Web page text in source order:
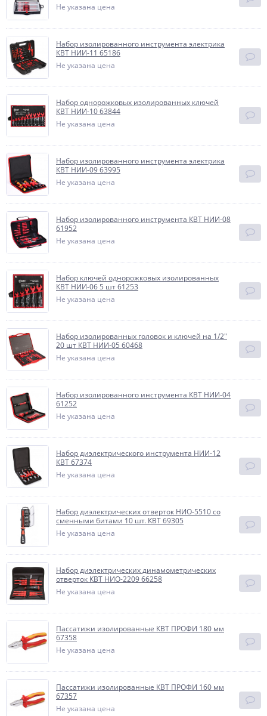
Не указана цена
Набор изолированного инструмента электрика
КВТ НИИ-11 65186
Не указана цена
Набор однорожковых изолированных ключей
КВТ НИИ-10 63844
Не указана цена
Набор изолированного инструмента электрика
КВТ НИИ-09 63995
Не указана цена
Набор изолированного инструмента КВТ НИИ-08
61952
Не указана цена
Набор ключей однорожковых изолированных
КВТ НИИ-06 5 шт 61253
Не указана цена
Набор изолированных головок и ключей на 1/2"
20 шт КВТ НИИ-05 60468
Не указана цена
Набор изолированного инструмента КВТ НИИ-04
61252
Не указана цена
Набор диэлектрического инструмента НИИ-12
КВТ 67374
Не указана цена
Набор диэлектрических отверток НИО-5510 со
сменными битами 10 шт. КВТ 69305
Не указана цена
Набор диэлектрических динамометрических
отверток КВТ НИО-2209 66258
Не указана цена
Пассатижи изолированные КВТ ПРОФИ 180 мм
67358
Не указана цена
Пассатижи изолированные КВТ ПРОФИ 160 мм
67357
Не указана цена